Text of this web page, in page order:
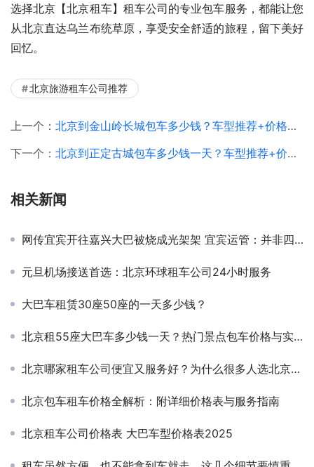
选择北京【北京租车】租车公司的专业包车服务，都能让您
从北京直达乌兰布统草原，享受安全舒适的旅程，留下美好
回忆。
北京旅游租车公司推荐
上一个： 北京到金山岭长城包车多少钱？车型推荐+价格表+路线详解
下一个： 北京到正定古城包车多少钱一天？车型推荐+价格明细+路线解析
相关新闻
网传宜宾开往嘉兴大巴被烧成光架架 宜宾运管：并非四川籍大巴
元旦机场接送首选：北京环球租车公司24小时服务
大巴车租赁30座50座的一天多少钱？
北京租55座大巴车多少钱一天？热门景点包车价格与实用指南
北京哪家租车公司便宜又服务好？为什么很多人选北京环球汽车租赁公司
北京包车租车价格全解析：附详细价格表与服务指南
北京租车公司价格表 大巴车型价格表2025